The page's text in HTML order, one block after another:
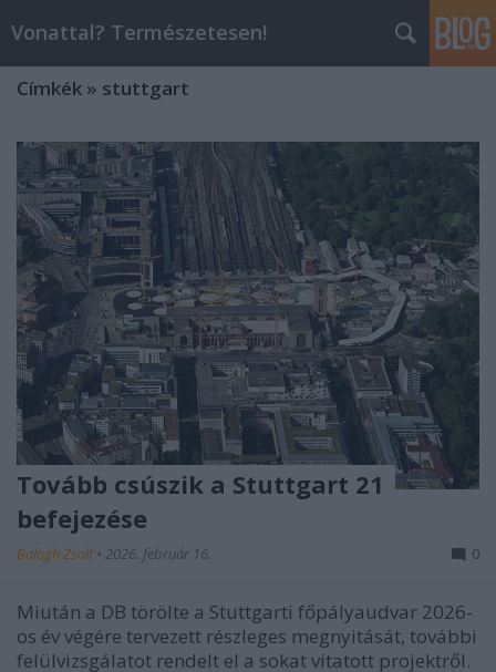
Vonattal? Természetesen!
Címkék » stuttgart
Tovább csúszik a Stuttgart 21
befejezése
Balogh Zsolt • 2026. február 16. 0
Miután a DB törölte a Stuttgarti főpályaudvar 2026-
os év végére tervezett részleges megnyitását, további
felülvizsgálatot rendelt el a sokat vitatott projektről.